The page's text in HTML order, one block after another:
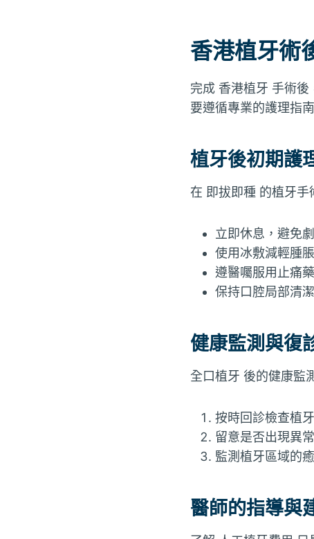
香港植牙術
完成 香港植牙 手術
要遵循專業的護理指
植牙後初期護
在 即拔即種 的植牙手
立即休息，避免
使用冰敷減輕腫脹
遵醫囑服用止痛藥
保持口腔局部清潔
健康監測與復
全口植牙 後的健康監
按時回診檢查植
留意是否出現異
監測植牙區域的
醫師的指導與